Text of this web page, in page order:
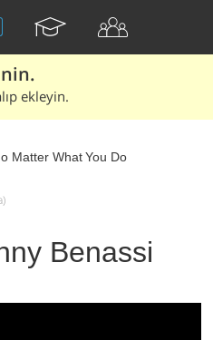
ekleyin.
Matter What You Do
Benassi